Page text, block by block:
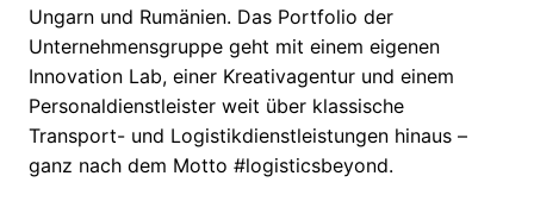
Ungarn und Rumänien. Das Portfolio der
Unternehmensgruppe geht mit einem eigenen
Innovation Lab, einer Kreativagentur und einem
Personaldienstleister weit über klassische
Transport- und Logistikdienstleistungen hinaus –
ganz nach dem Motto #logisticsbeyond.